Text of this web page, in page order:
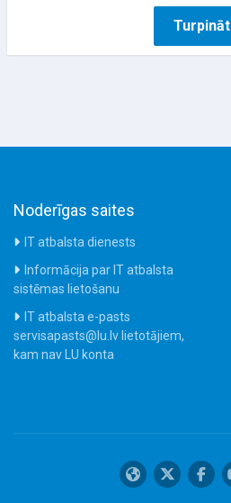
Turpināt
Noderīgas saites
IT atbalsta dienests
Informācija par IT atbalsta
sistēmas lietošanu
IT atbalsta e-pasts
servisapasts@lu.lv lietotājiem,
kam nav LU konta